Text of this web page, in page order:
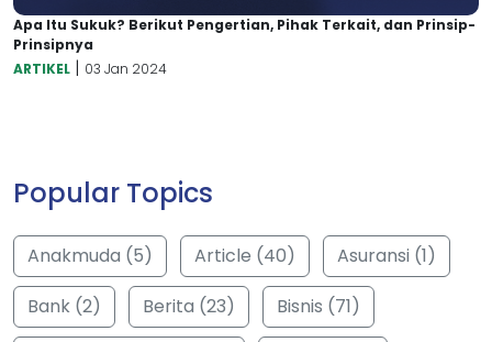
Apa Itu Sukuk? Berikut Pengertian, Pihak Terkait, dan Prinsip-
Prinsipnya
ARTIKEL | 03 Jan 2024
Popular Topics
Anakmuda (5) Article (40)
Asuransi (1)
Bank (2)
Berita (23)
Bisnis (71)